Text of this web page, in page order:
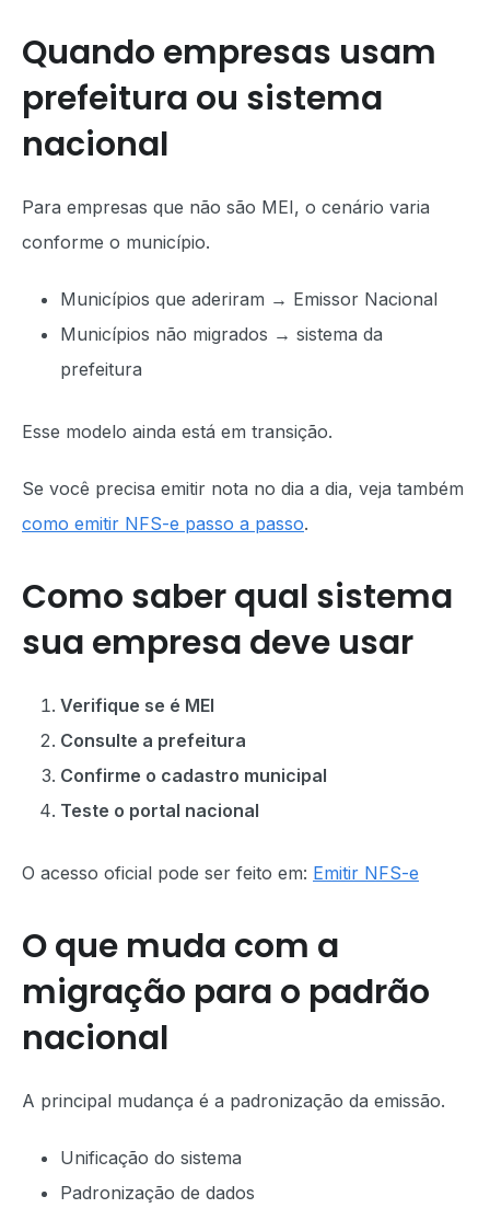
Quando empresas usam
prefeitura ou sistema
nacional
Para empresas que não são MEI, o cenário varia
conforme o município.
Municípios que aderiram → Emissor Nacional
Municípios não migrados → sistema da
prefeitura
Esse modelo ainda está em transição.
Se você precisa emitir nota no dia a dia, veja também
como emitir NFS-e passo a passo.
Como saber qual sistema
sua empresa deve usar
Verifique se é MEI
Consulte a prefeitura
Confirme o cadastro municipal
Teste o portal nacional
O acesso oficial pode ser feito em: Emitir NFS-e
O que muda com a
migração para o padrão
nacional
A principal mudança é a padronização da emissão.
Unificação do sistema
Padronização de dados